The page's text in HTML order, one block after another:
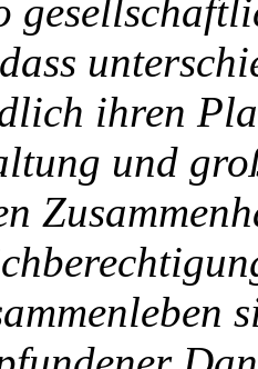
ihren
und